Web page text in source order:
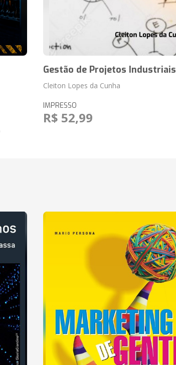
Gestão de Projetos Industriais
Cleiton Lopes da Cunha
IMPRESSO
R$ 52,99